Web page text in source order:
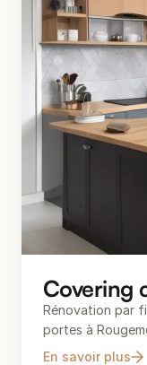
Covering
Rénovation par
portes à
En savoir plus